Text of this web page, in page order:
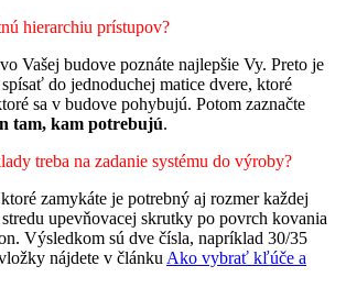
hierarchiu prístupov?
Vašej budove poznáte najlepšie Vy. Preto je
do jednoduchej matice dvere, ktoré
sa v budove pohybujú. Potom zaznačte
tam, kam potrebujú.
treba na zadanie systému do výroby?
zamykáte je potrebný aj rozmer každej
upevňovacej skrutky po povrch kovania
Výsledkom sú dve čísla, napríklad 30/35
nájdete v článku Ako vybrať kľúče a